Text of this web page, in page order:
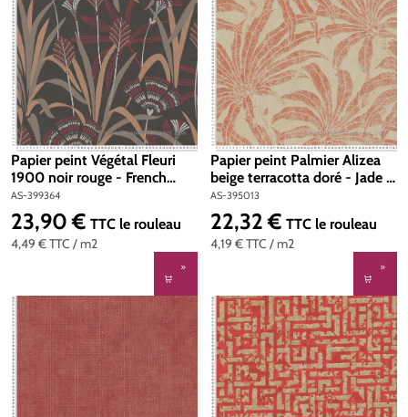
Papier peint Végétal Fleuri
1900 noir rouge - French
Affair d'A.S. Création | Réf.
AS-399364
AS-399364
4,49 €TTC / m2
Prix régulier :
23,90 € TTC le rouleau
Papier peint Palmier Alizea
beige terracotta doré - Jade 2
d'A.S. Création | Réf. AS-
395013
AS-395013
4,19 €TTC / m2
Prix régulier :
22,32 € TTC le rouleau